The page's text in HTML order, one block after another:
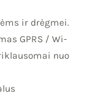
ir drėgmei.
GPRS / Wi-
nuo